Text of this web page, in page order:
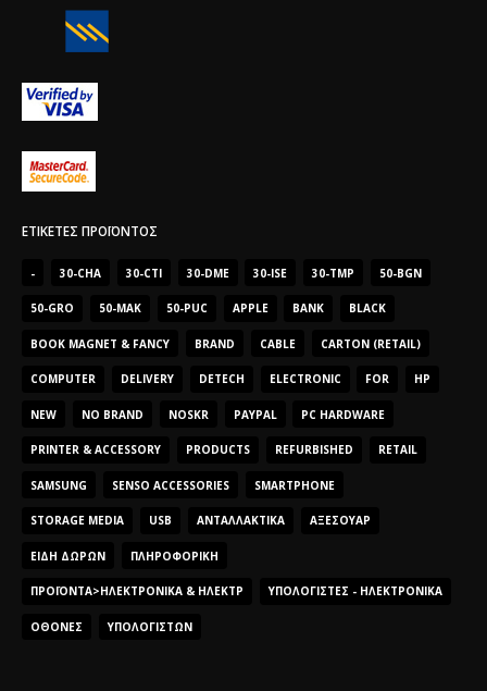
ΕΤΙΚΈΤΕΣ ΠΡΟΪΌΝΤΟΣ
- 30-CHA 30-CTI 30-DME 30-ISE 30-TMP 50-BGN
50-GRO 50-MAK 50-PUC APPLE BANK BLACK
BOOK MAGNET & FANCY BRAND CABLE CARTON (RETAIL)
COMPUTER DELIVERY DETECH ELECTRONIC FOR HP
NEW NO BRAND NOSKR PAYPAL PC HARDWARE
PRINTER & ACCESSORY PRODUCTS REFURBISHED RETAIL
SAMSUNG SENSO ACCESSORIES SMARTPHONE
STORAGE MEDIA USB ΑΝΤΑΛΛΑΚΤΙΚΆ ΑΞΕΣΟΥΆΡ
ΕΊΔΗ ΔΏΡΩΝ ΠΛΗΡΟΦΟΡΙΚΉ
ΠΡΟΪΌΝΤΑ>ΗΛΕΚΤΡΟΝΙΚΆ & ΗΛΕΚΤΡ ΥΠΟΛΟΓΙΣΤΈΣ - ΗΛΕΚΤΡΟΝΙΚΆ
ΟΘΌΝΕΣ ΥΠΟΛΟΓΙΣΤΏΝ